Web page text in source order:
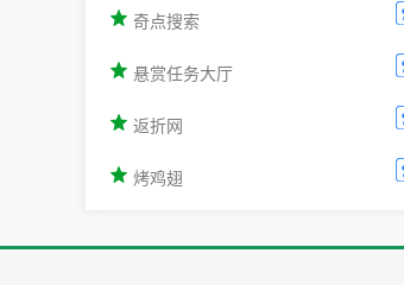
奇点搜索
悬赏任务大厅
返折网
烤鸡翅